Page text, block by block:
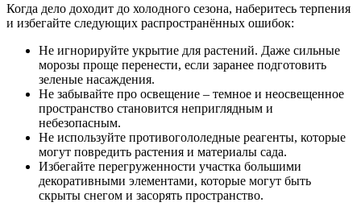
Когда дело доходит до холодного сезона, наберитесь терпения
и избегайте следующих распространённых ошибок:
Не игнорируйте укрытие для растений. Даже сильные
морозы проще перенести, если заранее подготовить
зеленые насаждения.
Не забывайте про освещение – темное и неосвещенное
пространство становится неприглядным и
небезопасным.
Не используйте противогололедные реагенты, которые
могут повредить растения и материалы сада.
Избегайте перегруженности участка большими
декоративными элементами, которые могут быть
скрыты снегом и засорять пространство.